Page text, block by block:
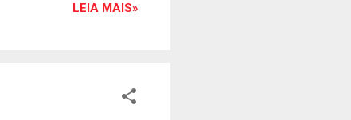
brasileira no TOP 100
LEIA MAIS»